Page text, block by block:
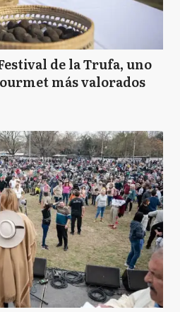
de la Trufa, uno
más valorados